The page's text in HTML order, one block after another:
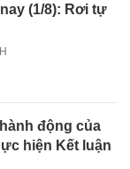
(1/8): Rơi tự
động của
hiện Kết luận